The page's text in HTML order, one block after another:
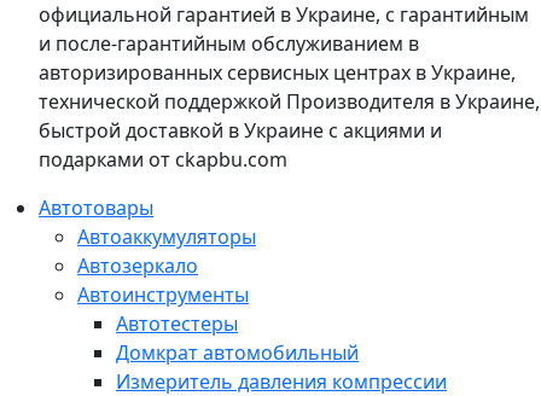
официальной гарантией в Украине, с гарантийным
и после-гарантийным обслуживанием в
авторизированных сервисных центрах в Украине,
технической поддержкой Производителя в Украине,
быстрой доставкой в Украине с акциями и
подарками от ckapbu.com
Автотовары
Автоаккумуляторы
Автозеркало
Автоинструменты
Автотестеры
Домкрат автомобильный
Измеритель давления компрессии